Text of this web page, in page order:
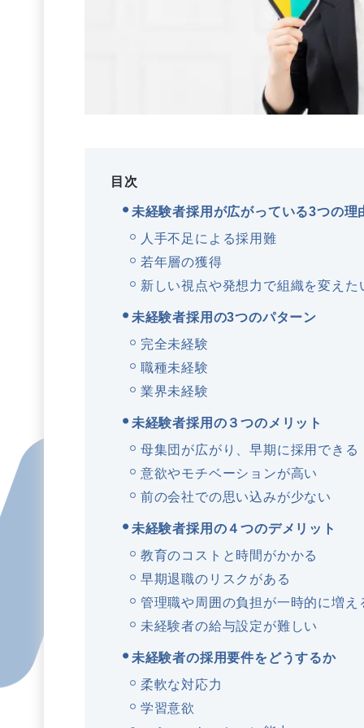
目次
未経験者採用が広がっている3つの理
人手不足による採用難
若年層の獲得
新しい視点や発想力で組織を変えた
未経験者採用の3つのパターン
完全未経験
職種未経験
業界未経験
未経験者採用の３つのメリット
母集団が広がり、早期に採用できる
意欲やモチベーションが高い
前の会社での思い込みが少ない
未経験者採用の４つのデメリット
教育のコストと時間がかかる
早期退職のリスクがある
管理職や周囲の負担が一時的に増え
未経験者の給与設定が難しい
未経験者の採用要件をどうするか
柔軟な対応力
学習意欲